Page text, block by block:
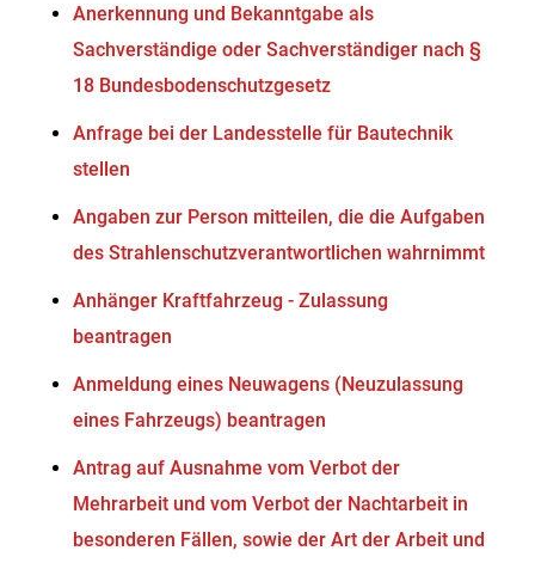
Anerkennung und Bekanntgabe als
Sachverständige oder Sachverständiger nach §
18 Bundesbodenschutzgesetz
Anfrage bei der Landesstelle für Bautechnik
stellen
Angaben zur Person mitteilen, die die Aufgaben
des Strahlenschutzverantwortlichen wahrnimmt
Anhänger Kraftfahrzeug - Zulassung
beantragen
Anmeldung eines Neuwagens (Neuzulassung
eines Fahrzeugs) beantragen
Antrag auf Ausnahme vom Verbot der
Mehrarbeit und vom Verbot der Nachtarbeit in
besonderen Fällen, sowie der Art der Arbeit und